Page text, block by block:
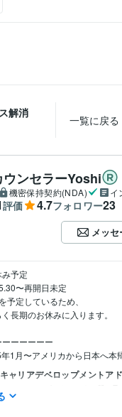
解消
一覧に戻る
ンセラーYoshi
機密保持契約(NDA) イ
評価 4.7フォロワー23
メッ
予定
〜再開日未定
予定しているため、
長期のお休みに入ります。
ーーーーーー
1月〜アメリカから日本へ本
ャリアデベロップメントア
ルヘルスマネジメントII種
キャリアコンサルタント